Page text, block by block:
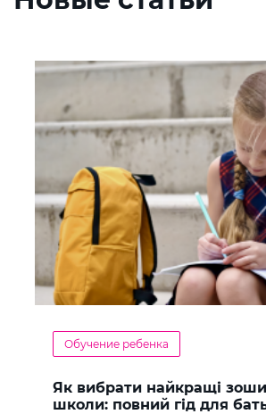
Обучение ребенка
Як вибрати найкращі
школи: повний гід для